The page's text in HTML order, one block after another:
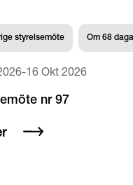
styrelsemöte Om 68
-16 Okt 2026
nr 97